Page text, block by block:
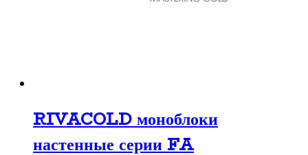
RIVACOLD моноблоки
настенные серии FA